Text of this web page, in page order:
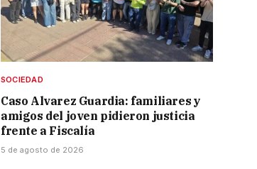
SOCIEDAD
Caso Alvarez Guardia: familiares y
amigos del joven pidieron justicia
frente a Fiscalía
5 de agosto de 2026